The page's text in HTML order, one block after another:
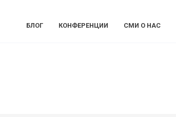
БЛОГ КОНФЕРЕНЦИИ СМИ О НАС